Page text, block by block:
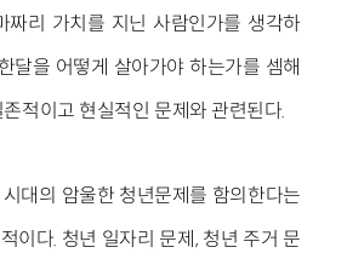
짜리 가치를 지닌 사람인가를 생각하
달을 어떻게 살아가야 하는가를 셈해
적이고 현실적인 문제와 관련된다.
대의 암울한 청년문제를 함의한다는
이다. 청년 일자리 문제, 청년 주거 문